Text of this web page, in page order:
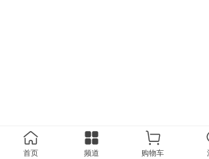
首页 频道 购物车